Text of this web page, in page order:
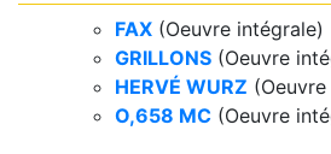
FAX (Oeuvre intégrale)
GRILLONS (Oeuvre
HERVÉ WURZ​
O,658 MC (Oeuvre